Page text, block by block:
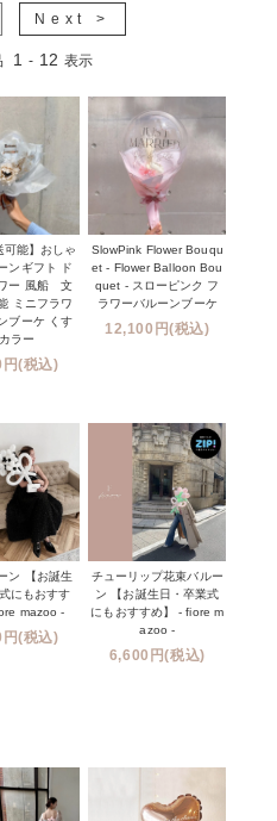
Next >
1 - 12 表示
可能】おしゃ
ンギフト ド
ー 風船 文
ミニフラワ
ブーケ くす
ラー
(税込)
SlowPink Flower Bouqu
et - Flower Balloon Bou
quet - スローピンク フ
ラワーバルーンブーケ
12,100円(税込)
ン 【お誕生
にもおすす
mazoo -
(税込)
チューリップ花束バルー
ン 【お誕生日・卒業式
にもおすすめ】 - fiore m
azoo -
6,600円(税込)